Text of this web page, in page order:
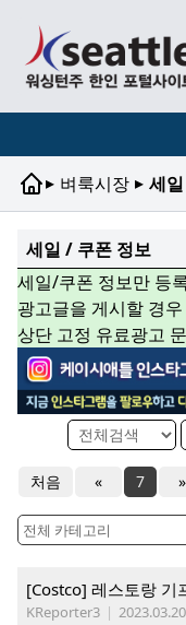
▸ 벼룩시장 ▸ 세
세일 / 쿠폰 정보
세일/쿠폰 정보만 등
광고글을 게시할 경우
상단 고정 유료광고
처음 « 7 »
[Costco] 레스토랑 기
KReporter3 | 2023.03.20